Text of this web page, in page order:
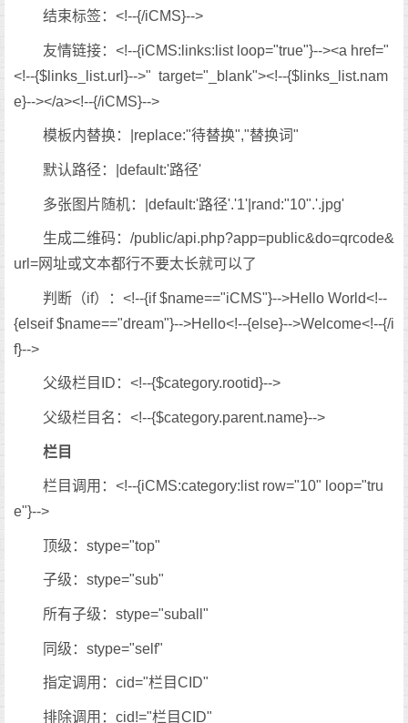
结束标签：<!--{/iCMS}-->
友情链接：<!--{iCMS:links:list loop="true"}--><a href="
<!--{$links_list.url}-->" target="_blank"><!--{$links_list.nam
e}--></a><!--{/iCMS}-->
模板内替换：|replace:"待替换","替换词"
默认路径：|default:'路径'
多张图片随机：|default:'路径'.'1'|rand:"10".'.jpg'
生成二维码：/public/api.php?app=public&do=qrcode&
url=网址或文本都行不要太长就可以了
判断（if）：<!--{if $name=="iCMS"}-->Hello World<!--
{elseif $name=="dream"}-->Hello<!--{else}-->Welcome<!--{/i
f}-->
父级栏目ID：<!--{$category.rootid}-->
父级栏目名：<!--{$category.parent.name}-->
栏目
栏目调用：<!--{iCMS:category:list row="10" loop="tru
e"}-->
顶级：stype="top"
子级：stype="sub"
所有子级：stype="suball"
同级：stype="self"
指定调用：cid="栏目CID"
排除调用：cid!="栏目CID"